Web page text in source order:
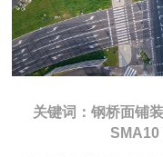
关键词：钢桥面铺
SMA10